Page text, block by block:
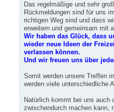
Das regelmäßige und sehr
Rückmeldungen sind für uns
richtigen Weg sind und dass
erweitern und gemeinsam mit
Wir haben das Glück, dass
wieder neue Ideen der
verlassen können.
Und wir freuen uns über
Somit werden unsere Treffen
werden viele unterschiedliche
Natürlich kommt bei uns auch
zwischendurch machen kann,